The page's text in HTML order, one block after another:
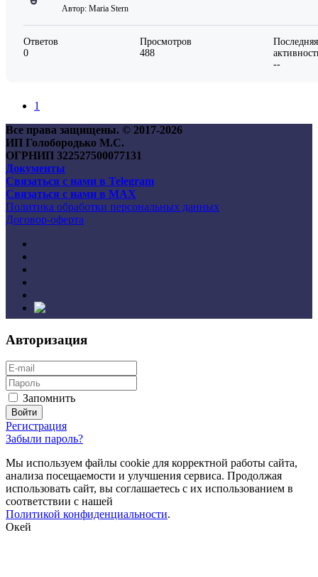
Автор: Maria Stern
Ответов
0
Просмотров
488
Последняя
--
1
Все права защищены. © 2017-2026
ИП Голобородько М.С.
ОГРНИП 322527500077131
Документы
Связаться с нами в Telegram
Связаться с нами в MAX
Политика обработки персональных данных
Договор-оферта
Авторизация
Запомнить
Регистрация
Забыли пароль?
Мы используем файлы cookie для корректной работы сайта,
анализа посещаемости и улучшения сервиса. Продолжая
использовать сайт, вы соглашаетесь с их использованием в
соответствии с нашей
Политикой конфиденциальности.
Окей